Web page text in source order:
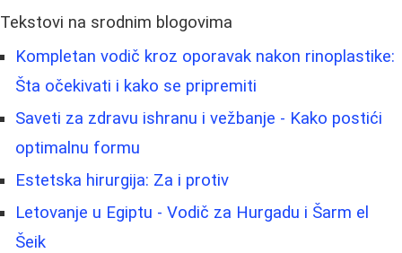
Tekstovi na srodnim blogovima
Kompletan vodič kroz oporavak nakon rinoplastike:
Šta očekivati i kako se pripremiti
Saveti za zdravu ishranu i vežbanje - Kako postići
optimalnu formu
Estetska hirurgija: Za i protiv
Letovanje u Egiptu - Vodič za Hurgadu i Šarm el
Šeik